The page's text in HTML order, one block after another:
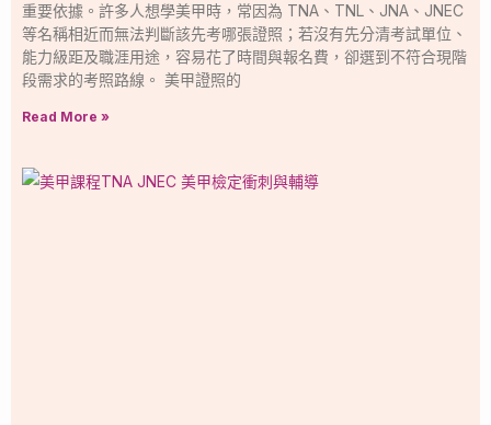
重要依據。許多人想學美甲時，常因為 TNA、TNL、JNA、JNEC
等名稱相近而無法判斷該先考哪張證照；若沒有先分清考試單位、
能力級距及職涯用途，容易花了時間與報名費，卻選到不符合現階
段需求的考照路線。 美甲證照的
Read More »